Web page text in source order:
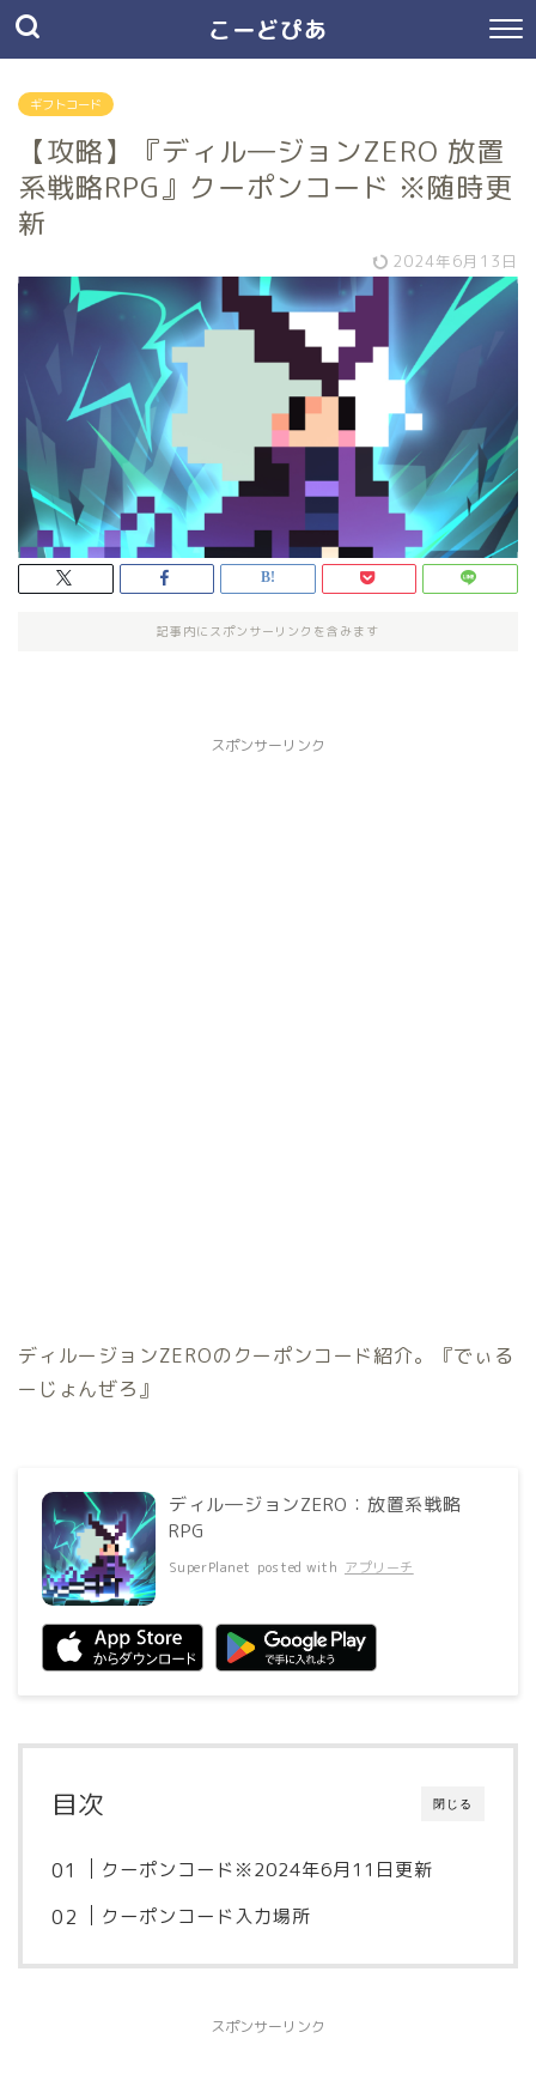
こーどぴあ
ギフトコード
【攻略】『ディル―ジョンZERO 放置
系戦略RPG』クーポンコード ※随時更
新
2024年6月13日
記事内にスポンサーリンクを含みます
スポンサーリンク
ディルージョンZEROのクーポンコード紹介。『でぃる
ーじょんぜろ』
ディル―ジョンZERO：放置系戦略
RPG
SuperPlanet posted with アプリーチ
閉じる
目次
クーポンコード※2024年6月11日更新
クーポンコード入力場所
スポンサーリンク